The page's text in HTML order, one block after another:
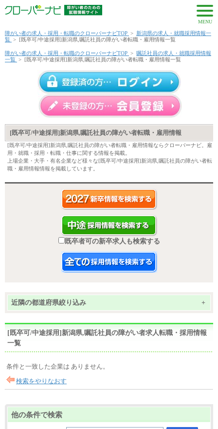
MENU
障がい者の求人・採用・転職のクローバーナビTOP > 新潟県の求人・就職採用情報一
覧 > [既卒可/中途採用]新潟県,嘱託社員の障がい者転職・雇用情報一覧
障がい者の求人・採用・転職のクローバーナビTOP > 嘱託社員の求人・就職採用情報
一覧 > [既卒可/中途採用]新潟県,嘱託社員の障がい者転職・雇用情報一覧
[既卒可/中途採用]新潟県,嘱託社員の障がい者転職・雇用情報
[既卒可/中途採用]新潟県,嘱託社員の障がい者転職・雇用情報ならクローバーナビ。雇
用・就職・採用・転職・仕事に関する情報を掲載。
上場企業・大手・有名企業など様々な[既卒可/中途採用]新潟県,嘱託社員の障がい者転
職・雇用情報情報を掲載しています。
既卒者可の新卒求人も検索する
近隣の都道府県絞り込み +
[既卒可/中途採用]新潟県,嘱託社員の障がい者求人転職・採用情報
一覧
条件と一致した企業は ありません。
検索をやりなおす
他の条件で検索